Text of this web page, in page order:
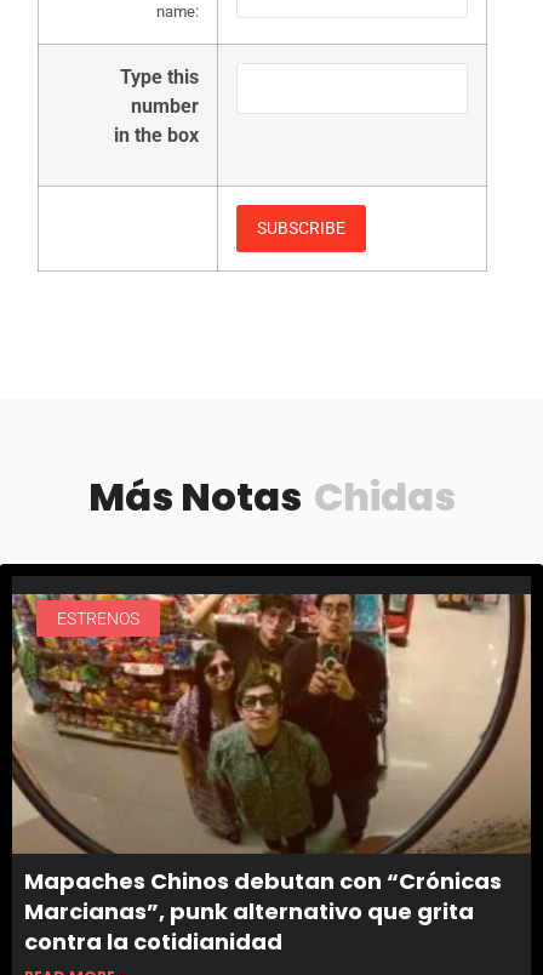
name:
Type this
number
in the box
Más Notas Chidas
ESTRENOS
Mapaches Chinos debutan con “Crónicas
Marcianas”, punk alternativo que grita
contra la cotidianidad